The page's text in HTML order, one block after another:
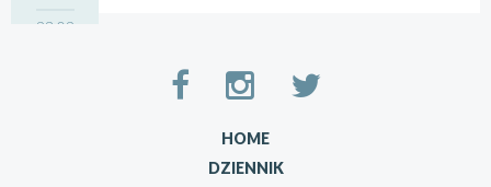
23:02
HOME
DZIENNIK